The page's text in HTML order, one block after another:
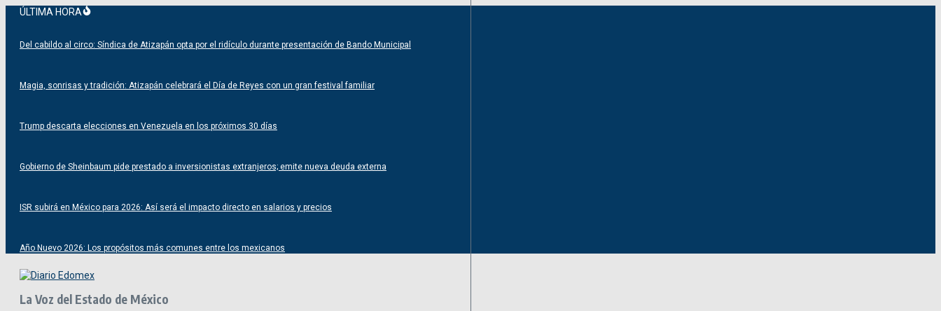
SaltarÚLTIMA HORA
Del cabildo al circo: Síndica de Atizapán opta por el ridículo durante presentación de Bando Municipal
Magia, sonrisas y tradición: Atizapán celebrará el Día de Reyes con un gran festival familiar
Trump descarta elecciones en Venezuela en los próximos 30 días
Gobierno de Sheinbaum pide prestado a inversionistas extranjeros; emite nueva deuda externa
ISR subirá en México para 2026: Así será el impacto directo en salarios y precios
Año Nuevo 2026: Los propósitos más comunes entre los mexicanos
La Voz del Estado de México